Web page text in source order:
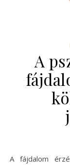
A
A fájdalom érzése az emberi lét egyik legősibb és